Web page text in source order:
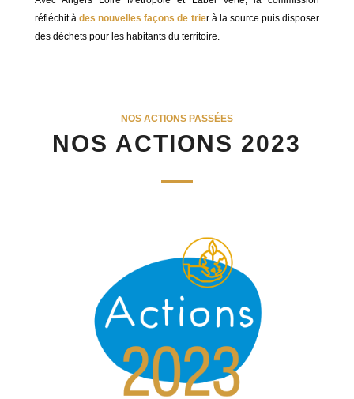
réfléchit à des nouvelles façons de trier à la source puis disposer
des déchets pour les habitants du territoire.
NOS ACTIONS PASSÉES
NOS ACTIONS 2023